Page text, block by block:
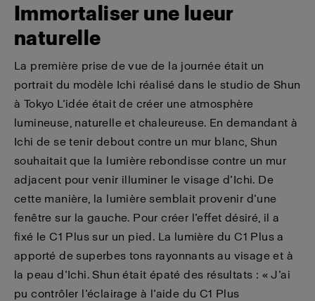
Immortaliser une lueur
naturelle
La première prise de vue de la journée était un
portrait du modèle Ichi réalisé dans le studio de Shun
à Tokyo L’idée était de créer une atmosphère
lumineuse, naturelle et chaleureuse. En demandant à
Ichi de se tenir debout contre un mur blanc, Shun
souhaitait que la lumière rebondisse contre un mur
adjacent pour venir illuminer le visage d’Ichi. De
cette manière, la lumière semblait provenir d’une
fenêtre sur la gauche. Pour créer l’effet désiré, il a
fixé le C1 Plus sur un pied. La lumière du C1 Plus a
apporté de superbes tons rayonnants au visage et à
la peau d’Ichi. Shun était épaté des résultats : « J’ai
pu contrôler l’éclairage à l’aide du C1 Plus